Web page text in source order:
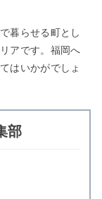
暮らせる町とし
アです。福岡へ
はいかがでしょ
部